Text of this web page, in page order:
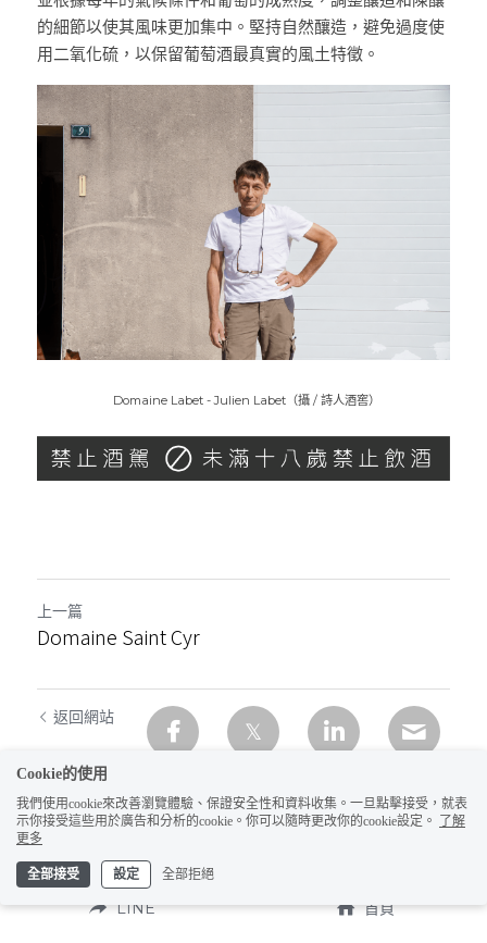
的細節以使其風味更加集中。堅持自然釀造，避免過度使
用二氧化硫，以保留葡萄酒最真實的風土特徵。
  Domaine Labet -
Julien Labet （攝 / 詩人酒窖）
上一篇
Domaine Saint Cyr
返回網站
LINE 首頁
Cookie的使用
我們使用cookie來改善瀏覽體驗、保證安全性和資料收集。一旦點擊接受，就表
示你接受這些用於廣告和分析的cookie。你可以隨時更改你的cookie設定。
了解
更多
全部接受 設定 全部拒絕